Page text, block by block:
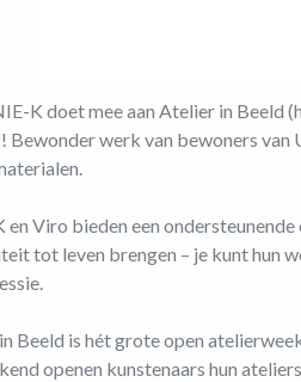
K doet mee aan Atelier in Beeld
Bewonder werk van bewoners
en Viro bieden een
tot leven brengen – je kunt hun
Beeld is hét grote open
openen kunstenaars hun